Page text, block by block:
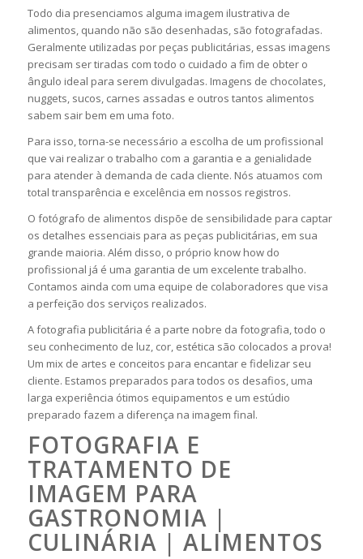
Todo dia presenciamos alguma imagem ilustrativa de
alimentos, quando não são desenhadas, são fotografadas.
Geralmente utilizadas por peças publicitárias, essas imagens
precisam ser tiradas com todo o cuidado a fim de obter o
ângulo ideal para serem divulgadas. Imagens de chocolates,
nuggets, sucos, carnes assadas e outros tantos alimentos
sabem sair bem em uma foto.
Para isso, torna-se necessário a escolha de um profissional
que vai realizar o trabalho com a garantia e a genialidade
para atender à demanda de cada cliente. Nós atuamos com
total transparência e excelência em nossos registros.
O fotógrafo de alimentos dispõe de sensibilidade para captar
os detalhes essenciais para as peças publicitárias, em sua
grande maioria. Além disso, o próprio know how do
profissional já é uma garantia de um excelente trabalho.
Contamos ainda com uma equipe de colaboradores que visa
a perfeição dos serviços realizados.
A fotografia publicitária é a parte nobre da fotografia, todo o
seu conhecimento de luz, cor, estética são colocados a prova!
Um mix de artes e conceitos para encantar e fidelizar seu
cliente. Estamos preparados para todos os desafios, uma
larga experiência ótimos equipamentos e um estúdio
preparado fazem a diferença na imagem final.
FOTOGRAFIA E
TRATAMENTO DE
IMAGEM PARA
GASTRONOMIA |
CULINÁRIA | ALIMENTOS